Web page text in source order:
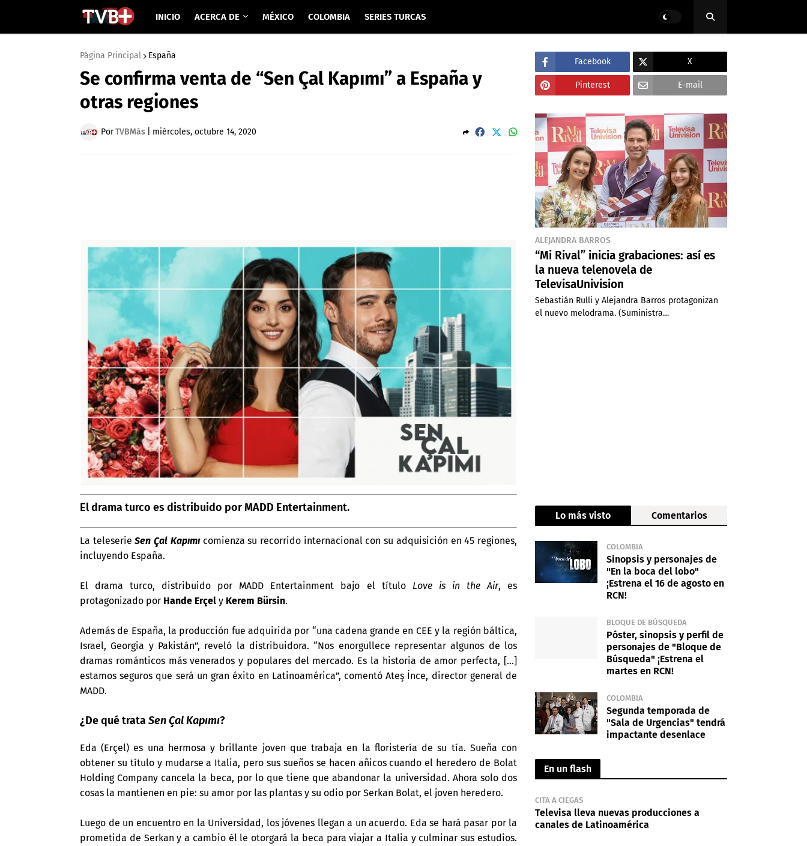
INICIO ACERCA DE MÉXICO COLOMBIA SERIES TURCAS
Página Principal España
Se confirma venta de “Sen Çal Kapımı” a España y
otras regiones
PorTVBMás miércoles, octubre 14, 2020
El drama turco es distribuido por MADD Entertainment.
La teleserieSen Çal Kapımıcomienza su recorrido internacional con su adquisición en 45 regiones,
incluyendo España.
El drama turco, distribuido por MADD Entertainment bajo el título Love is in the Air, es
protagonizado por Hande Erçel y Kerem Bürsin.
Además de España, la producción fue adquirida por “una cadena grande en CEE y la región báltica,
Israel, Georgia y Pakistán”, reveló la distribuidora. “Nos enorgullece representar algunos de los
dramas románticos más venerados y populares del mercado. Es la historia de amor perfecta, [...]
estamos seguros que será un gran éxito en Latinoamérica”, comentó Ateş İnce, director general de
MADD.
¿De qué trataSen Çal Kapımı?
Eda (Erçel) es una hermosa y brillante joven que trabaja en la floristería de su tía. Sueña con
obtener su título y mudarse a Italia, pero sus sueños se hacen añicos cuando el heredero de Bolat
Holding Company cancela la beca, por lo que tiene que abandonar la universidad. Ahora solo dos
cosas la mantienen en pie: su amor por las plantas y su odio por Serkan Bolat, el joven heredero.
Luego de un encuentro en la Universidad, los jóvenes llegan a un acuerdo. Eda se hará pasar por la
prometida de Serkan y a cambio él le otorgará la beca para viajar a Italia y culminar sus estudios.
Facebook X
Pinterest E-mail
ALEJANDRA BARROS
“Mi Rival” inicia grabaciones: así es
la nueva telenovela de
TelevisaUnivision
Sebastián Rulli y Alejandra Barros protagonizan
el nuevo melodrama. (Suministra…
Lo más visto Comentarios
COLOMBIA
Sinopsis y personajes de
"En la boca del lobo"
¡Estrena el 16 de agosto en
RCN!
BLOQUE DE BÚSQUEDA
Póster, sinopsis y perfil de
personajes de "Bloque de
Búsqueda" ¡Estrena el
martes en RCN!
COLOMBIA
Segunda temporada de
"Sala de Urgencias" tendrá
impactante desenlace
En un flash
CITA A CIEGAS
Televisa lleva nuevas producciones a
canales de Latinoamérica